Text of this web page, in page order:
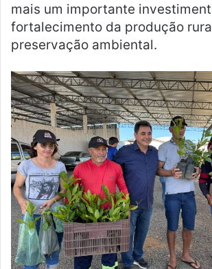
mais um importante
fortalecimento da produção
preservação ambiental.